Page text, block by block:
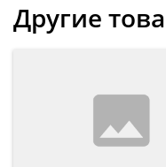
Другие